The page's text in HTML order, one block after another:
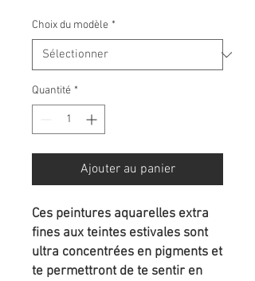
Choix du modèle *
Quantité *
Ajouter au panier
Ces peintures aquarelles extra
fines aux teintes estivales sont
ultra concentrées en pigments et
te permettront de te sentir en